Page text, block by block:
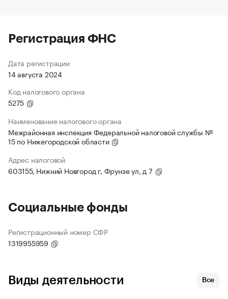
Регистрация ФНС
Дата регистрации
14 августа 2024
Код налогового органа
5275
Наименование налогового органа
Межрайонная инспекция Федеральной налоговой службы №
15 по Нижегородской области
Адрес налоговой
603155, Нижний Новгород г, Фрунзе ул, д 7
Социальные фонды
Регистрационный номер СФР
1319955959
Виды деятельности Все